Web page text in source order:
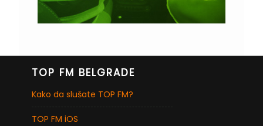
TOP FM BELGRADE
Kako da slušate TOP FM?
TOP FM iOS